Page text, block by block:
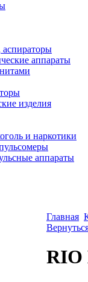
аппараты
изделия
и наркотики
аппараты
Главная
RIO